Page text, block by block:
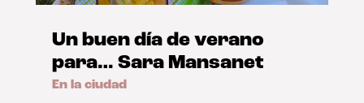
Un buen día de verano
para… Sara Mansanet
En la ciudad